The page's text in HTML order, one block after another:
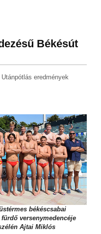
Békésút
Utánpótlás eredmények
békéscsabai
versenymedencéje
Ajtai Miklós